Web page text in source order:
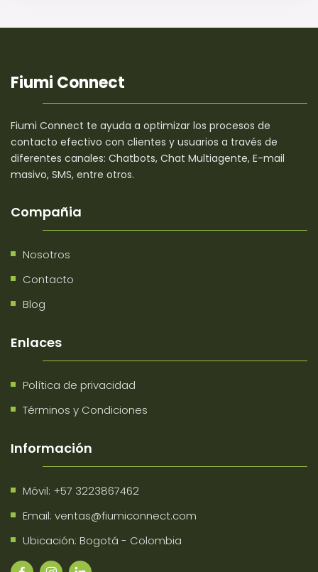
Fiumi Connect
Fiumi Connect te ayuda a optimizar los procesos de
contacto efectivo con clientes y usuarios a través de
diferentes canales: Chatbots, Chat Multiagente, E-mail
masivo, SMS, entre otros.
Compañia
Nosotros
Contacto
Blog
Enlaces
Política de privacidad
Términos y Condiciones
Información
Móvil: +57 3223867462
Email: ventas@fiumiconnect.com
Ubicación: Bogotá - Colombia